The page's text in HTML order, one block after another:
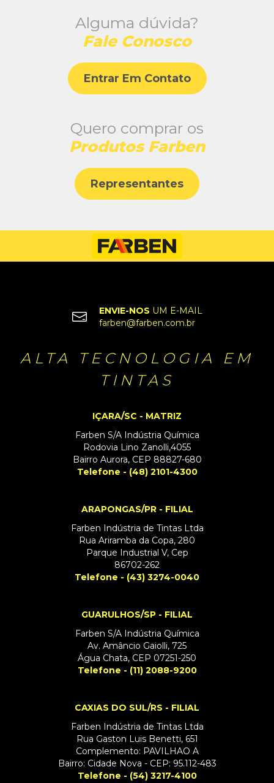
Alguma dúvida?
Fale Conosco
Entrar Em Contato
Quero comprar os
Produtos Farben
Representantes
ENVIE-NOS UM E-MAIL
farben@farben.com.br
ALTA TECNOLOGIA EM
TINTAS
IÇARA/SC - MATRIZ
Farben S/A Indústria Química
Rodovia Lino Zanolli,4055
Bairro Aurora, CEP 88827-680
Telefone - (48) 2101-4300
ARAPONGAS/PR - FILIAL
Farben Indústria de Tintas Ltda
Rua Ariramba da Copa, 280
Parque Industrial V, Cep
86702-262
Telefone - (43) 3274-0040
GUARULHOS/SP - FILIAL
Farben S/A Indústria Química
Av. Amâncio Gaiolli, 725
Água Chata, CEP 07251-250
Telefone - (11) 2088-9200
CAXIAS DO SUL/RS - FILIAL
Farben Indústria de Tintas Ltda
Rua Gaston Luis Benetti, 651
Complemento: PAVILHAO A
Bairro: Cidade Nova - CEP: 95.112-483
Telefone - (54) 3217-4100